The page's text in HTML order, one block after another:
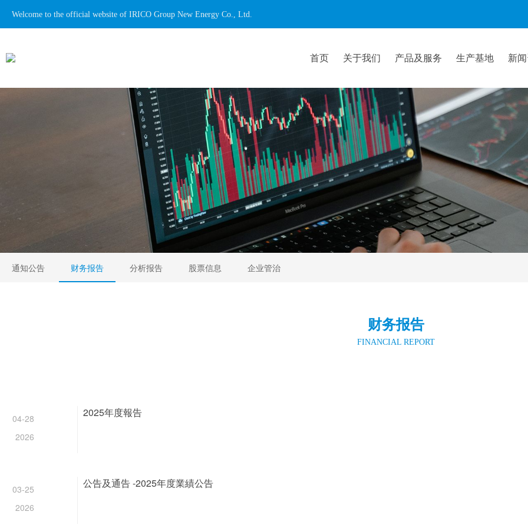
Welcome to the official website of IRICO Group New Energy Co., Ltd.
首页 关于我们 产品及服务 生产基地 新
通知公告 财务报告 分析报告 股票信息 企业管治
财务报告
FINANCIAL REPORT
2025年度報告
04-28
2026
公告及通告 -2025年度業績公告
03-25
2026